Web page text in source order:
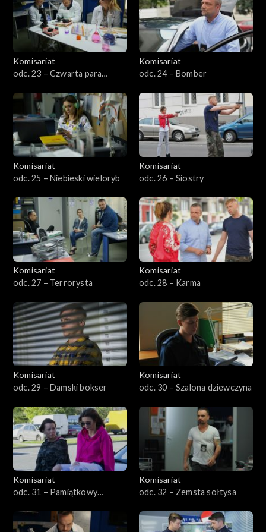
Komisariat
odc. 23 – Czwarta para
Komisariat
odc. 24 – Bomber
Komisariat
odc. 25 – Niebieski wieloryb
Komisariat
odc. 26 – Siostry
Komisariat
odc. 27 – Terrorysta
Komisariat
odc. 28 – Karma
Komisariat
odc. 29 – Damski bokser
Komisariat
odc. 30 – Szalona dziewczyna
Komisariat
odc. 31 – Pamiątkowy
Komisariat
odc. 32 – Zemsta sołtysa